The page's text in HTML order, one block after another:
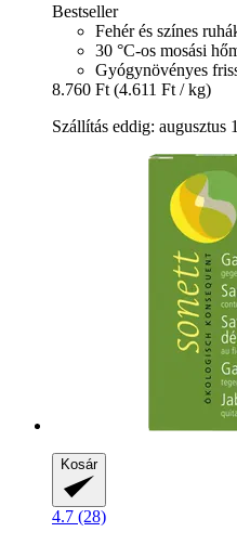
Bestseller
Fehér és színes
30 °C-os mosási
Gyógynövényes
8.760 Ft (4.611 Ft / kg)
Szállítás eddig: augusztus
Kosár
4.7 (28)